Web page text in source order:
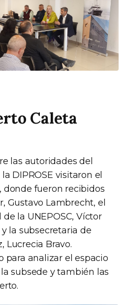
Caleta
las autoridades del
DIPROSE visitaron el
donde fueron recibidos
Gustavo Lambrecht, el
la UNEPOSC, Víctor
la subsecretaria de
Lucrecia Bravo.
para analizar el espacio
subsede y también las